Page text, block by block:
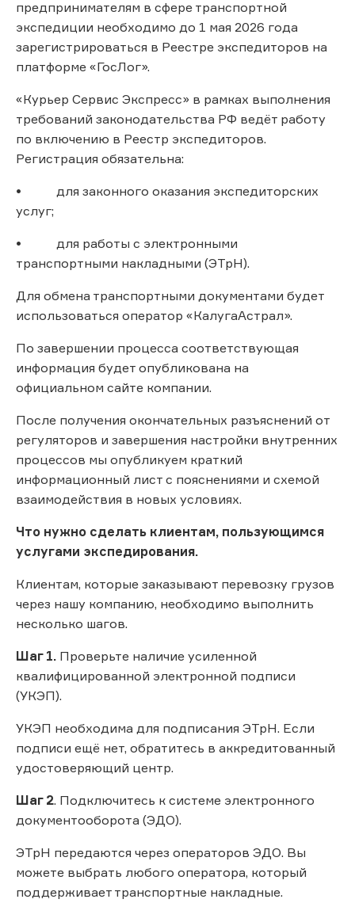
предпринимателям в сфере транспортной
экспедиции необходимо до 1 мая 2026 года
зарегистрироваться в Реестре экспедиторов на
платформе «ГосЛог».
«Курьер Сервис Экспресс» в рамках выполнения
требований законодательства РФ ведёт работу
по включению в Реестр экспедиторов.
Регистрация обязательна:
• для законного оказания экспедиторских
услуг;
• для работы с электронными
транспортными накладными (ЭТрН).
Для обмена транспортными документами будет
использоваться оператор «КалугаАстрал».
По завершении процесса соответствующая
информация будет опубликована на
официальном сайте компании.
После получения окончательных разъяснений от
регуляторов и завершения настройки внутренних
процессов мы опубликуем краткий
информационный лист с пояснениями и схемой
взаимодействия в новых условиях.
Что нужно сделать клиентам, пользующимся
услугами экспедирования.
Клиентам, которые заказывают перевозку грузов
через нашу компанию, необходимо выполнить
несколько шагов.
Шаг 1. Проверьте наличие усиленной
квалифицированной электронной подписи
(УКЭП).
УКЭП необходима для подписания ЭТрН. Если
подписи ещё нет, обратитесь в аккредитованный
удостоверяющий центр.
Шаг 2. Подключитесь к системе электронного
документооборота (ЭДО).
ЭТрН передаются через операторов ЭДО. Вы
можете выбрать любого оператора, который
поддерживает транспортные накладные.